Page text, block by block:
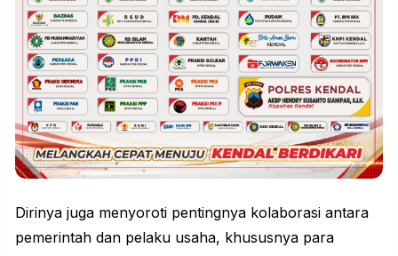
Dirinya juga menyoroti pentingnya kolaborasi antara
pemerintah dan pelaku usaha, khususnya para